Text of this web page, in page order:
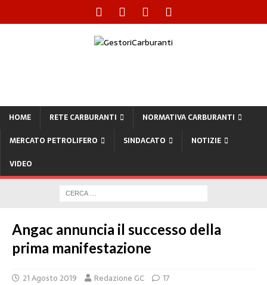
HOME RETE CARBURANTI
NORMATIVA CARBURANTI
MERCATO PETROLIFERO
SINDACATO
NOTIZIE
VIDEO
Angac annuncia il successo della
prima manifestazione
21 Agosto 2019 Redazione GC 17